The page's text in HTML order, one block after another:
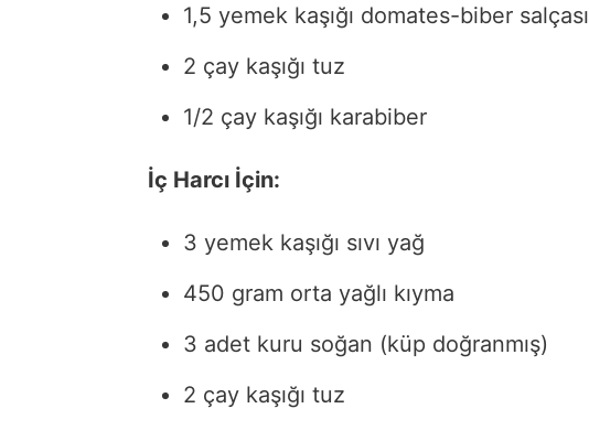
1,5 yemek kaşığı domates-biber salçası
2 çay kaşığı tuz
1/2 çay kaşığı karabiber
İç Harcı İçin:
3 yemek kaşığı sıvı yağ
450 gram orta yağlı kıyma
3 adet kuru soğan (küp doğranmış)
2 çay kaşığı tuz